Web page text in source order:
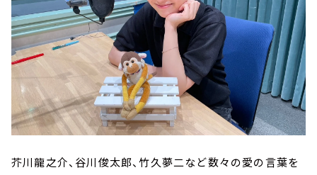
芥川龍之介、谷川俊太郎、竹久夢二など数々の愛の言葉を